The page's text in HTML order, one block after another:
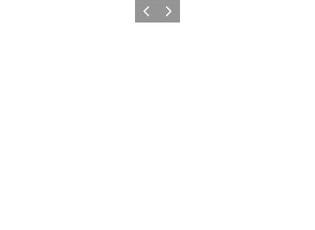
ZurückWeiter